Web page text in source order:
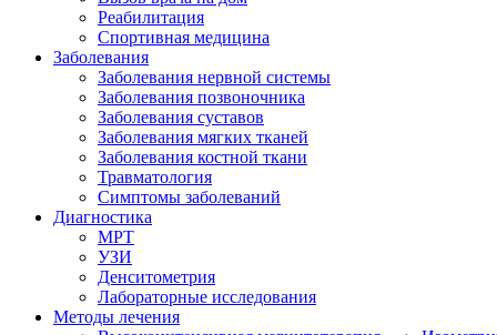
Реабилитация
Спортивная медицина
Заболевания
Заболевания нервной системы
Заболевания позвоночника
Заболевания суставов
Заболевания мягких тканей
Заболевания костной ткани
Травматология
Симптомы заболеваний
Диагностика
МРТ
УЗИ
Денситометрия
Лабораторные исследования
Методы лечения